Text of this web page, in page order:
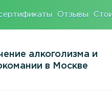
Отзывы
алкоголизма и
в Москве